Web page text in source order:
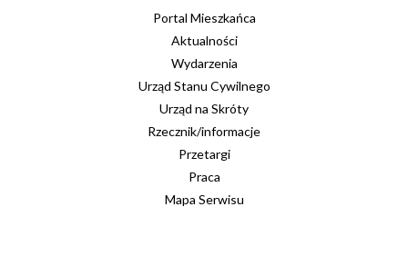
Portal Mieszkańca
Aktualności
Wydarzenia
Urząd Stanu Cywilnego
Urząd na Skróty
Rzecznik/informacje
Przetargi
Praca
Mapa Serwisu